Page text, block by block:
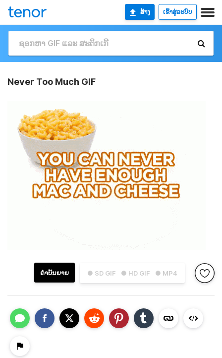
ສ້າງ ເຂົ້າສູ່ລະບົບ
Never Too Much GIF
● SD GIF ● HD GIF ● MP4
ຄຳບັນຍາຍ